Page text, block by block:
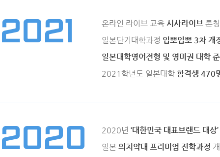
2021 온라인 라이브 교육 시사라이브 론칭
일본단기대학과정 입뽀입뽀 3차 개
일본대학영어전형 및 영미권 대학
2021학년도 일본대학 합격생 470
2020 2020년 ‘대한민국 대표브랜드 대상
일본 의치약대 프리미엄 진학과정